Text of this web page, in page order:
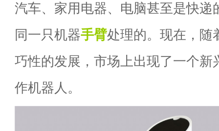
汽车、家用电器、电脑甚至是快递
同一只机器手臂处理的。现在，随
巧性的发展，市场上出现了一个新
作机器人。